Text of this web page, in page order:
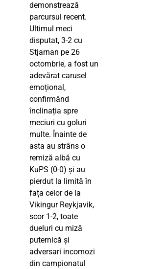
demonstrează
parcursul recent.
Ultimul meci
disputat, 3-2 cu
Stjarnan pe 26
octombrie, a fost un
adevărat carusel
emoțional,
confirmând
înclinația spre
meciuri cu goluri
multe. Înainte de
asta au strâns o
remiză albă cu
KuPS (0-0) și au
pierdut la limită în
fața celor de la
Vikingur Reykjavik,
scor 1-2, toate
dueluri cu miză
puternică și
adversari incomozi
din campionatul